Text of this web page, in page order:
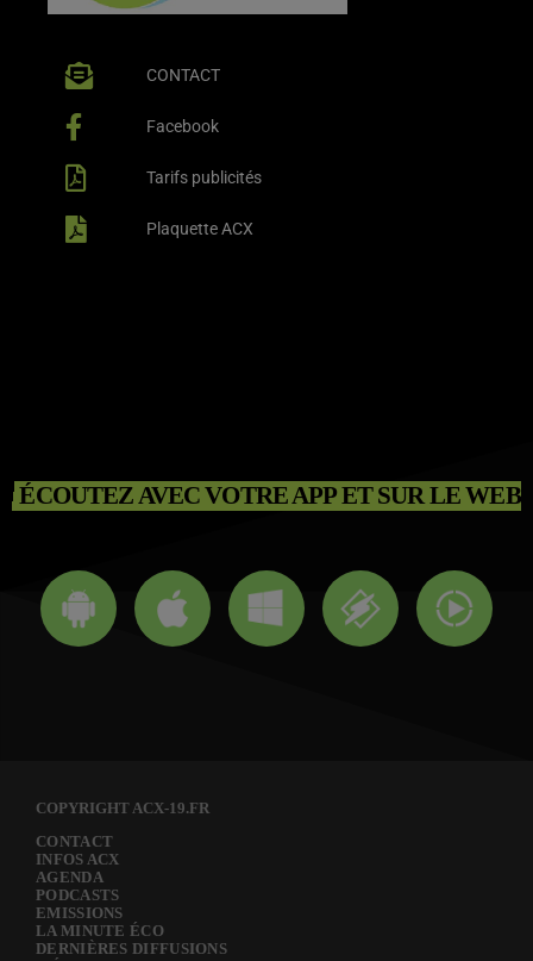
CONTACT
Facebook
Tarifs publicités
Plaquette ACX
ÉCOUTEZ AVEC VOTRE APP ET SUR LE WEB
COPYRIGHT ACX-19.FR
CONTACT
INFOS ACX
AGENDA
PODCASTS
EMISSIONS
LA MINUTE ÉCO
DERNIÈRES DIFFUSIONS